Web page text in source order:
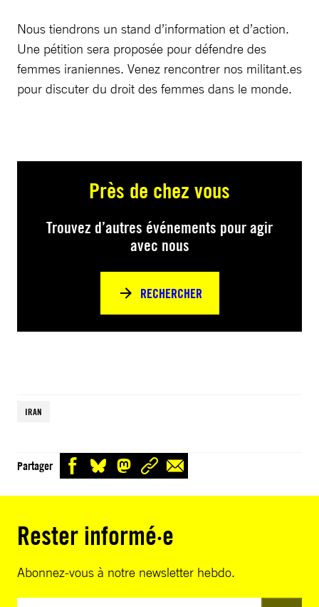
Nous tiendrons un stand d’information et d’action.
Une pétition sera proposée pour défendre des
femmes iraniennes. Venez rencontrer nos militant.es
pour discuter du droit des femmes dans le monde.
Près de chez vous
Trouvez d’autres événements pour agir
avec nous
RECHERCHER
IRAN
Partager
Rester informé·e
Abonnez-vous à notre newsletter hebdo.